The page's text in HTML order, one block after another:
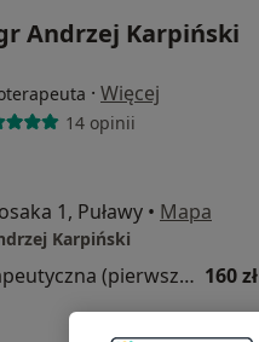
Andrzej Karpiński
· Więcej
14 opinii
1, Puławy • Mapa
Karpiński
Konsultacja fizjoterapeutyczna (pierwsza wizyta) 160 zł